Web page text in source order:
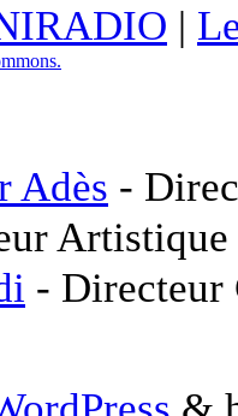
|
Adès -
-